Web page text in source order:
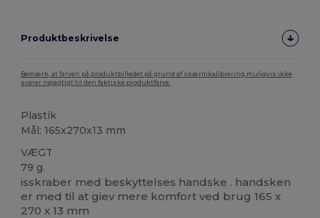
Produktbeskrivelse
Bemærk, at farven på produktbilledet på grund af skærmkalibrering muligvis ikke
svarer nøjagtigt til den faktiske produktfarve.
Plastik
Mål: 165x270x13 mm
VÆGT
79 g.
isskraber med beskyttelses handske . handsken
er med til at giev mere komfort ved brug 165 x
270 x 13 mm